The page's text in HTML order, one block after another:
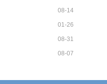
08-14
01-26
08-31
08-07